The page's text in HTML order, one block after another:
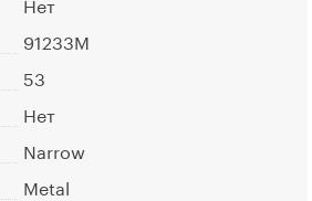
91233M
53
Нет
Narrow
Metal